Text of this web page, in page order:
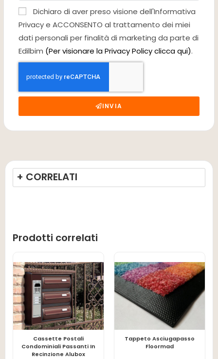
Dichiaro di aver preso visione dell'Informativa
Privacy e ACCONSENTO al trattamento dei miei
dati personali per finalità di marketing da parte di
Edilbim (Per visionare la Privacy Policy clicca qui).
INVIA
+ CORRELATI
Prodotti correlati
LEGGI TUTTO
Cassette Postali
Condominiali Passanti In
Recinzione Alubox
LEGGI TUTTO
Tappeto Asciugapasso
Floormad